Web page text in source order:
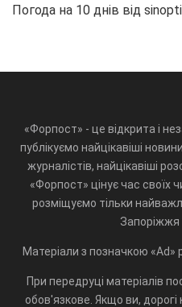
Погода на 10 днів від
«Форпост» - це відкрита і
публікуємо найцікавіші
журналістів, найцікавіші
«Форпост» цінує час своїх
розміщуємо тільки
Запоріжжя
Матеріали з позначкою «Ad»
При передруці матеріалів
обов'язкове. Якщо ви,